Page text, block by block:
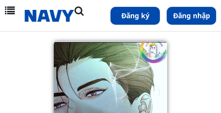
Đăng ký Đăng nhập